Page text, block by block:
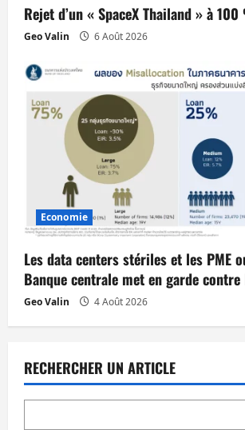
Rejet d’un « SpaceX Thailand » à
Geo Valin 6 Août 2026
Economie
Les data centers stériles et les PME
Banque centrale met en garde
Geo Valin 4 Août 2026
RECHERCHER UN ARTICLE